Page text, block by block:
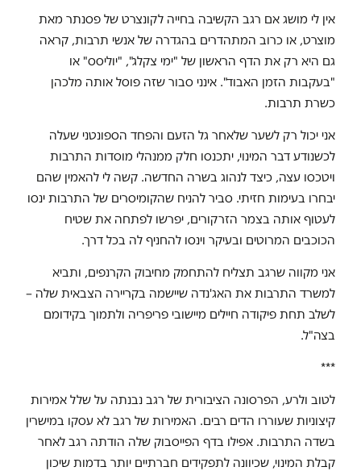
אין לי מושג אם רגב הקשיבה בחייה לקונצרט של פסנתר מאת
מוצרט, או כרוב המתהדרים בהגדרה של אנשי תרבות, קראה
גם היא רק את הדף הראשון של "ימי צקלג", "יוליסס" או
"בעקבות הזמן האבוד". אינני סבור שזה פוסל אותה מלכהן
כשרת תרבות.
אני יכול רק לשער שלאחר גל הזעם והפחד הספונטני שעלה
לכשנודע דבר המינוי, יתכנסו חלק ממנהלי מוסדות התרבות
ויטכסו עצה, כיצד לנהוג בשרה החדשה. קשה לי להאמין שהם
יבחרו בעימות חזיתי. סביר להניח שהקומיסרים של התרבות ינסו
לעטוף אותה בצמר הזרקורים, יפרשו לפתחה את שטיח
הכוכבים המרוטים ובעיקר וינסו להחניף לה בכל דרך.
אני מקווה שרגב תצליח להתחמק מחיבוק הקרנפים, ותביא
למשרד התרבות את האג'נדה שיישמה בקריירה הצבאית שלה –
לשלב תחת פיקודה חיילים מיישובי פריפריה ולתמוך בקידומם
בצה"ל.
***
לטוב ולרע, הפרסונה הציבורית של רגב נבנתה על שלל אמירות
קיצוניות שעוררו הדים רבים. האמירות של רגב לא עסקו במישרין
בשדה התרבות. אפילו בדף הפייסבוק שלה הודתה רגב לאחר
קבלת המינוי, שכיוונה לתפקידים חברתיים יותר בדמות שיכון